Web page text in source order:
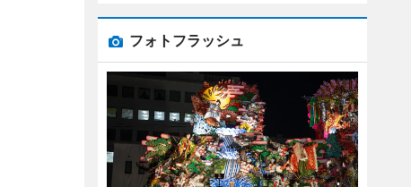
フォトフラッシュ